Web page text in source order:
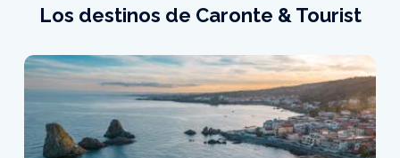
Los destinos de Caronte & Tourist